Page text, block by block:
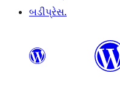
બડીપ્રેસ.